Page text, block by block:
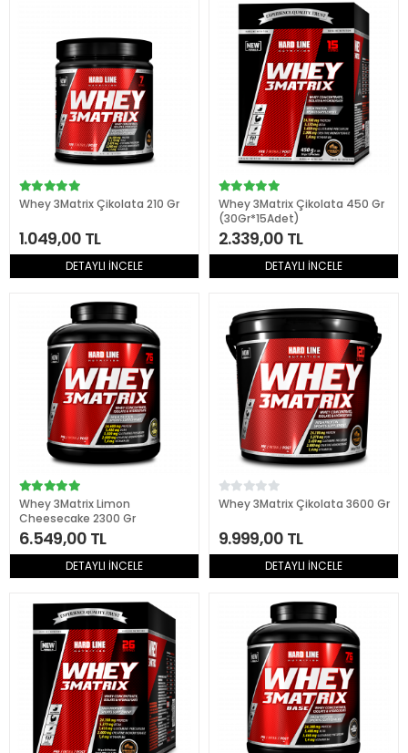
Whey 3Matrix Çikolata 210 Gr
1.049,00 TL
DETAYLI İNCELE
Whey 3Matrix Çikolata 450 Gr
(30Gr*15Adet)
2.339,00 TL
DETAYLI İNCELE
Whey 3Matrix Limon
Cheesecake 2300 Gr
6.549,00 TL
DETAYLI İNCELE
Whey 3Matrix Çikolata 3600 Gr
9.999,00 TL
DETAYLI İNCELE